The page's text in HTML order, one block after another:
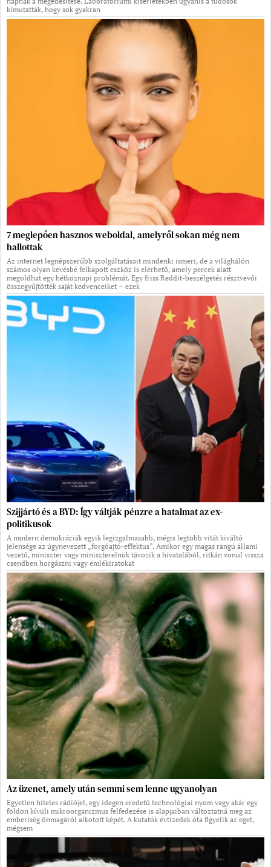
kimutatták, hogy sok gyakran
7 meglepően hasznos weboldal, amelyről sokan még nem
hallottak
Az internet legnépszerűbb szolgáltatásait mindenki ismeri, de a világhálón
számos olyan kevésbé felkapott eszköz is elérhető, amely percek alatt
megoldhat egy hétköznapi problémát. Egy friss Reddit-beszélgetés résztvevői
összegyűjtötték saját kedvenceiket – ezek
Szijjártó és a BYD: Így váltják pénzre a hatalmat az ex-
politikusok
A modern demokráciák egyik legizgalmasabb, mégis legtöbb vitát kiváltó
jelensége az úgynevezett „forgóajtó-effektus”. Amikor egy magas rangú állami
vezető, miniszter vagy miniszterelnök távozik a hivatalából, ritkán vonul vissza
csendben horgászni vagy emlékiratokat
Az üzenet, amely után semmi sem lenne ugyanolyan
Egyetlen hiteles rádiójel, egy idegen eredetű technológiai nyom vagy akár egy
földön kívüli mikroorganizmus felfedezése is alapjaiban változtatná meg az
emberiség önmagáról alkotott képét. A kutatók évtizedek óta figyelik az eget,
mégsem